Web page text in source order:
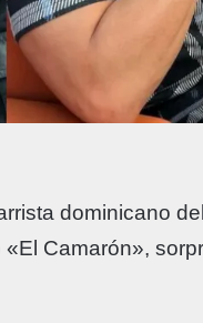
dominicano
Camarón»,